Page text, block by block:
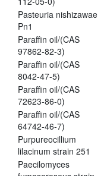
Pasteuria nishizawae
Pn1
Paraffin oil/(CAS
97862-82-3)
Paraffin oil/(CAS
8042-47-5)
Paraffin oil/(CAS
72623-86-0)
Paraffin oil/(CAS
64742-46-7)
Purpureocillium
lilacinum strain 251
Paecilomyces